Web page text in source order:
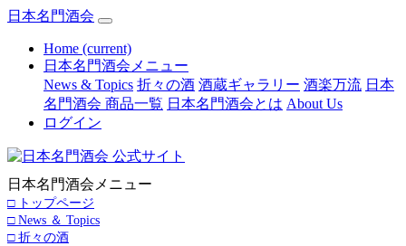
日本名門酒会
Home (current)
日本名門酒会メニュー
News & Topics 折々の酒 酒蔵ギャラリー 酒楽万流 日本
名門酒会 商品一覧 日本名門酒会とは About Us
ログイン
日本名門酒会メニュー
□ トップページ
□ News ＆ Topics
□ 折々の酒